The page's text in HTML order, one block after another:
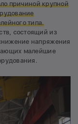
причиной крупной
типа.
состоящий из
напряжения
малейшие